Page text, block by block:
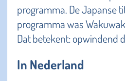
programma. De Japanse
programma was
Dat betekent: opwindend
In Nederland